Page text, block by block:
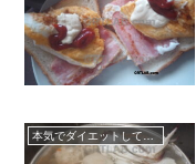
本気でダイエットしてみる60日間！